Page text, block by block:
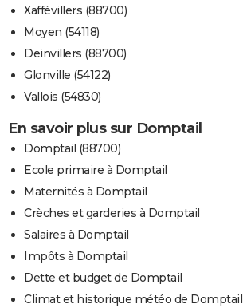
Xaffévillers (88700)
Moyen (54118)
Deinvillers (88700)
Glonville (54122)
Vallois (54830)
En savoir plus sur Domptail
Domptail (88700)
Ecole primaire à Domptail
Maternités à Domptail
Crèches et garderies à Domptail
Salaires à Domptail
Impôts à Domptail
Dette et budget de Domptail
Climat et historique météo de Domptail